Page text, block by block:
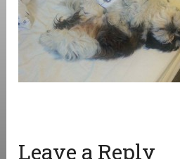
Leave a Reply